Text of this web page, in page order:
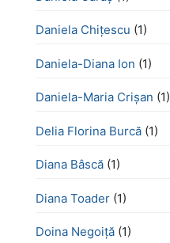
Daniela Chiţescu (1)
Daniela-Diana Ion (1)
Daniela-Maria Crișan (1)
Delia Florina Burcă (1)
Diana Bâscă (1)
Diana Toader (1)
Doina Negoiță (1)